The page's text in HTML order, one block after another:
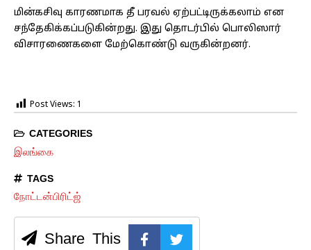
மின்கசிவு காரணமாக தீ பரவல் ஏற்பட்டிருக்கலாம் என
சந்தேகிக்கப்படுகின்றது. இது தொடர்பில் பொலிஸார்
விசாரணைகளை மேற்கொண்டு வருகின்றனர்.
Post Views: 1
CATEGORIES
இலங்கை
TAGS
நோட்டன்பிரிட்ஜ்
Share This